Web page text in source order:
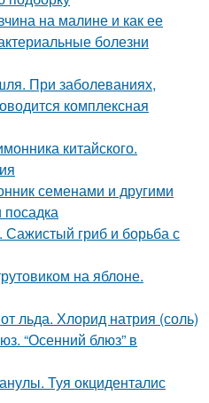
на малине и как ее
болезни
При заболеваниях,
комплексная
китайского.
семенами и другими
Сажистый гриб и борьба с
на яблоне.
льда. Хлорид натрия (соль)
“Осенний блюз” в
Туя окциденталис